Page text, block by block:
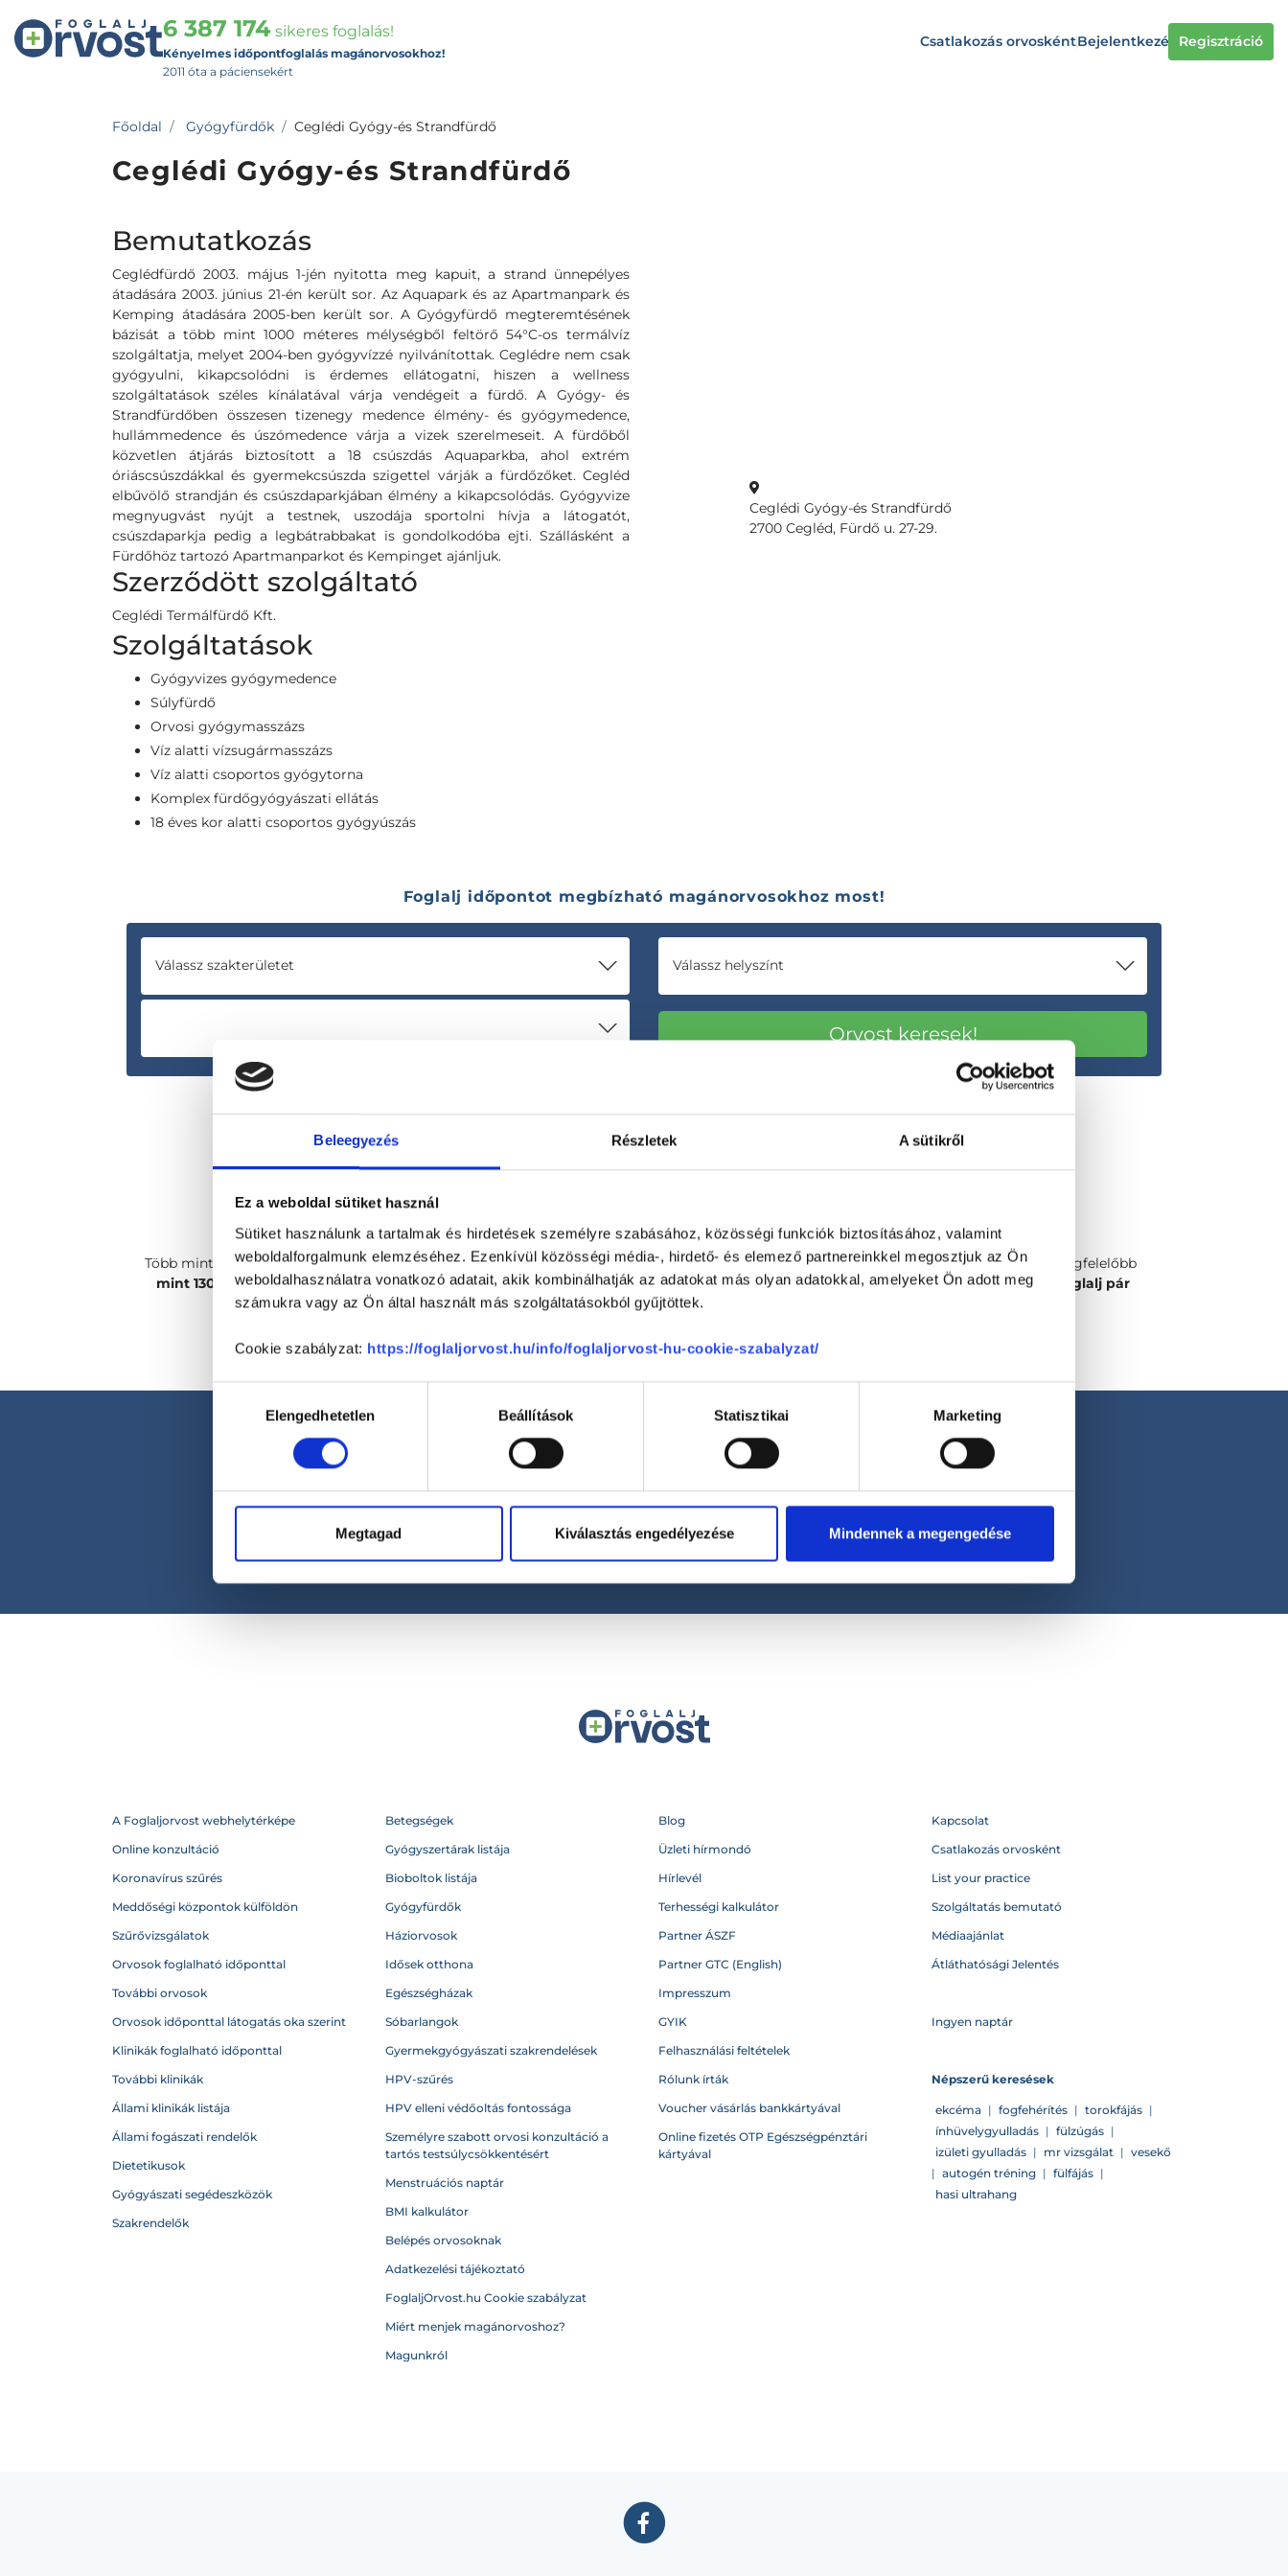
Beleegyezés Részletek A sütikről
Ez a weboldal sütiket használ
Sütiket használunk a tartalmak és hirdetések személyre szabásához, közösségi funkciók biztosításához, valamint
weboldalforgalmunk elemzéséhez. Ezenkívül közösségi média-, hirdető- és elemező partnereinkkel megosztjuk az Ön
weboldalhasználatra vonatkozó adatait, akik kombinálhatják az adatokat más olyan adatokkal, amelyeket Ön adott meg
számukra vagy az Ön által használt más szolgáltatásokból gyűjtöttek.
Cookie szabályzat: https://foglaljorvost.hu/info/foglaljorvost-hu-cookie-szabalyzat/
Hozzájárulás
kiválasztásaElengedhetetlen Beállítások Statisztikai Marketing
Megtagad Kiválasztás engedélyezése Mindennek a megengedése
6 387 174 sikeres foglalás!
Kényelmes időpontfoglalás magánorvosokhoz!
2011 óta a páciensekért
Csatlakozás orvoskéntBejelentkezés Regisztráció
Főoldal Gyógyfürdők Ceglédi Gyógy-és Strandfürdő
Ceglédi Gyógy-és Strandfürdő
Bemutatkozás
Ceglédfürdő 2003. május 1-jén nyitotta meg kapuit, a strand ünnepélyes
átadására 2003. június 21-én került sor. Az Aquapark és az Apartmanpark és
Kemping átadására 2005-ben került sor. A Gyógyfürdő megteremtésének
bázisát a több mint 1000 méteres mélységből feltörő 54°C-os termálvíz
szolgáltatja, melyet 2004-ben gyógyvízzé nyilvánítottak. Ceglédre nem csak
gyógyulni, kikapcsolódni is érdemes ellátogatni, hiszen a wellness
szolgáltatások széles kínálatával várja vendégeit a fürdő. A Gyógy- és
Strandfürdőben összesen tizenegy medence élmény- és gyógymedence,
hullámmedence és úszómedence várja a vizek szerelmeseit. A fürdőből
közvetlen átjárás biztosított a 18 csúszdás Aquaparkba, ahol extrém
óriáscsúszdákkal és gyermekcsúszda szigettel várják a fürdőzőket. Cegléd
elbűvölő strandján és csúszdaparkjában élmény a kikapcsolódás. Gyógyvize
megnyugvást nyújt a testnek, uszodája sportolni hívja a látogatót,
csúszdaparkja pedig a legbátrabbakat is gondolkodóba ejti. Szállásként a
Fürdőhöz tartozó Apartmanparkot és Kempinget ajánljuk.
Szerződött szolgáltató
Ceglédi Termálfürdő Kft.
Szolgáltatások
Gyógyvizes gyógymedence
Súlyfürdő
Orvosi gyógymasszázs
Víz alatti vízsugármasszázs
Víz alatti csoportos gyógytorna
Komplex fürdőgyógyászati ellátás
18 éves kor alatti csoportos gyógyúszás
Ceglédi Gyógy-és Strandfürdő
2700 Cegléd, Fürdő u. 27-29.
Foglalj időpontot megbízható magánorvosokhoz most!
Válassz szakterületet Válassz helyszínt
Több mint
2400 magánorvosunk, több
mint 130 szakterületencsak rád vár!
Korábbi páciensek300 000 valós
véleményesegít a döntésben!
Válaszd ki a számodra legmegfelelőbb
időpontot vagy orvost és
foglalj pár
Segíthetünk?
(H-P: 8:00-20:00)
Email
office@foglaljorvost.hu
A Foglaljorvost webhelytérképe
Online konzultáció
Koronavírus szűrés
Meddőségi központok külföldön
Szűrővizsgálatok
Orvosok foglalható időponttal
További orvosok
Orvosok időponttal látogatás oka szerint
Klinikák foglalható időponttal
További klinikák
Állami klinikák listája
Állami fogászati rendelők
Dietetikusok
Gyógyászati segédeszközök
Szakrendelők
Betegségek
Gyógyszertárak listája
Bioboltok listája
Gyógyfürdők
Háziorvosok
Idősek otthona
Egészségházak
Sóbarlangok
Gyermekgyógyászati szakrendelések
HPV-szűrés
HPV elleni védőoltás fontossága
Személyre szabott orvosi konzultáció a
tartós testsúlycsökkentésért
Menstruációs naptár
BMI kalkulátor
Belépés orvosoknak
Adatkezelési tájékoztató
FoglaljOrvost.hu Cookie szabályzat
Miért menjek magánorvoshoz?
Magunkról
Blog
Üzleti hírmondó
Hírlevél
Terhességi kalkulátor
Partner ÁSZF
Partner GTC (English)
Impresszum
GYIK
Felhasználási feltételek
Rólunk írták
Voucher vásárlás bankkártyával
Online fizetés OTP Egészségpénztári
kártyával
Kapcsolat
Csatlakozás orvosként
List your practice
Szolgáltatás bemutató
Médiaajánlat
Átláthatósági Jelentés
Ingyen naptár
Népszerű keresések
ekcéma | fogfehérítés | torokfájás |
ínhüvelygyulladás | fülzúgás |
izületi gyulladás | mr vizsgálat | vesekő
| autogén tréning | fülfájás |
hasi ultrahang